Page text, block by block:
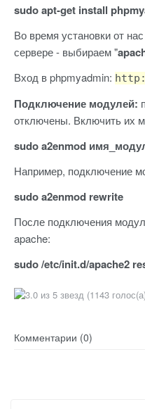
sudo apt-get install
Во время установки от
сервере - выбираем "
Вход в phpmyadmin:
Подключение модулей:
отключены. Включить их
sudo a2enmod
Например, подключение
sudo a2enmod rewrite
После подключения
apache:
sudo /etc/init.d/apache2
(1143
Комментарии (0)